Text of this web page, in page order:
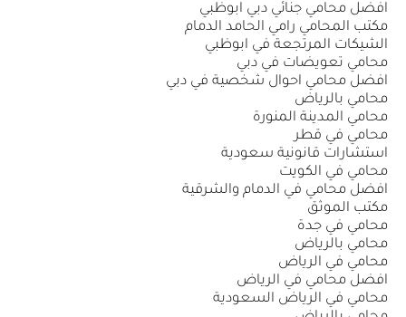
افضل محامي جنائي دبي ابوظبي
مكتب المحامي رامي الحامد الدمام
الشيكات المرتجعة في ابوظبي
محامي تعويضات في دبي
افضل محامي احوال شخصية في دبي
محامي بالرياض
محامي المدينة المنورة
محامي في قطر
استشارات قانونية سعودية
محامي في الكويت
افضل محامي في الدمام والشرقية
مكتب الموثق
محامي في جدة
محامي بالرياض
محامي في الرياض
افضل محامي في الرياض
محامي في الرياض السعودية